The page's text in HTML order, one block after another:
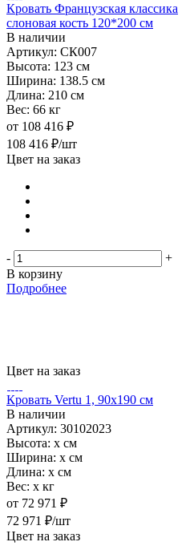
Кровать Французская классика
слоновая кость 120*200 см
В наличии
Артикул: СК007
Высота: 123 см
Ширина: 138.5 см
Длина: 210 см
Вес: 66 кг
от 108 416 ₽
108 416 ₽/шт
Цвет на заказ
-
+
В корзину
Подробнее
Цвет на заказ
Кровать Vertu 1, 90х190 см
В наличии
Артикул: 30102023
Высота: х см
Ширина: х см
Длина: х см
Вес: х кг
от 72 971 ₽
72 971 ₽/шт
Цвет на заказ